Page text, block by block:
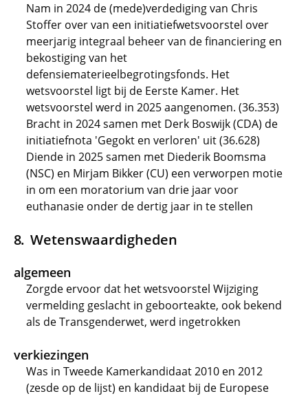
Nam in 2024 de (mede)verdediging van Chris
Stoffer over van een initiatiefwetsvoorstel over
meerjarig integraal beheer van de financiering en
bekostiging van het
defensiematerieelbegrotingsfonds. Het
wetsvoorstel ligt bij de Eerste Kamer. Het
wetsvoorstel werd in 2025 aangenomen. (36.353)
Bracht in 2024 samen met Derk Boswijk (CDA) de
initiatiefnota 'Gegokt en verloren' uit (36.628)
Diende in 2025 samen met Diederik Boomsma
(NSC) en Mirjam Bikker (CU) een verworpen motie
in om een moratorium van drie jaar voor
euthanasie onder de dertig jaar in te stellen
Wetenswaardigheden
algemeen
Zorgde ervoor dat het wetsvoorstel Wijziging
vermelding geslacht in geboorteakte, ook bekend
als de Transgenderwet, werd ingetrokken
verkiezingen
Was in Tweede Kamerkandidaat 2010 en 2012
(zesde op de lijst) en kandidaat bij de Europese